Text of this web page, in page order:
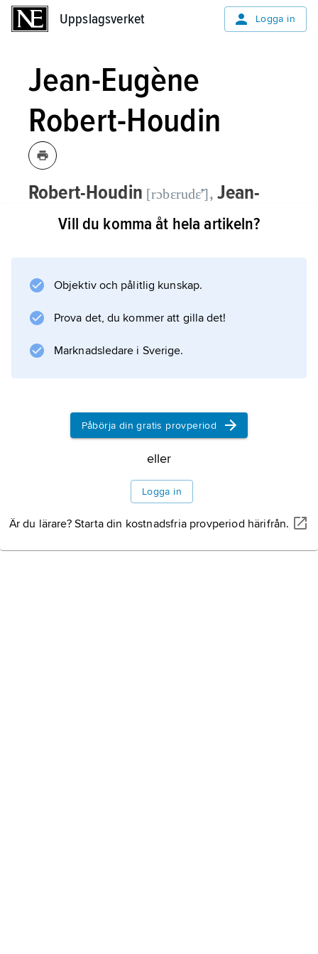
Uppslagsverket Logga in
Jean-Eugène
Robert-Houdin
Robert-Houdin [rɔbɛrudɛ̃ʹ], Jean-
Eugène, 1805–71, fransk trollkonstnär
magihistoriens mest betydande
personligheter och skapade en mängd
numera klassiska trick. Han omtalas ofta som
”den moderna magins fader”.
Information om artikeln
Vill du komma åt hela artikeln?
Objektiv och pålitlig kunskap.
Prova det, du kommer att gilla det!
Marknadsledare i Sverige.
Påbörja din gratis provperiod
eller
Logga in
Är du lärare? Starta din kostnadsfria provperiod härifrån.